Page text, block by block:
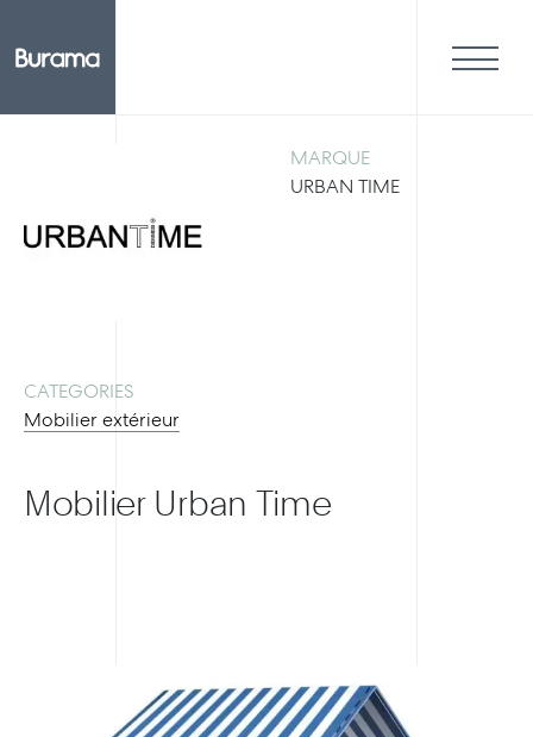
MARQUE
URBAN TIME
CATEGORIES
Mobilier extérieur
Mobilier Urban Time